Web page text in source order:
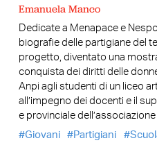
Emanuela Manco
Dedicate a Menapace e
biografie delle partigiane del
progetto, diventato una
conquista dei diritti delle
Anpi agli studenti di un liceo
all’impegno dei docenti e il
e provinciale dell’associazione
Giovani
Partigiani